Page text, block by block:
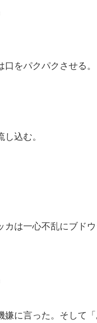
をパクパクさせる。
込む。
は一心不乱にブド
に言った。そして